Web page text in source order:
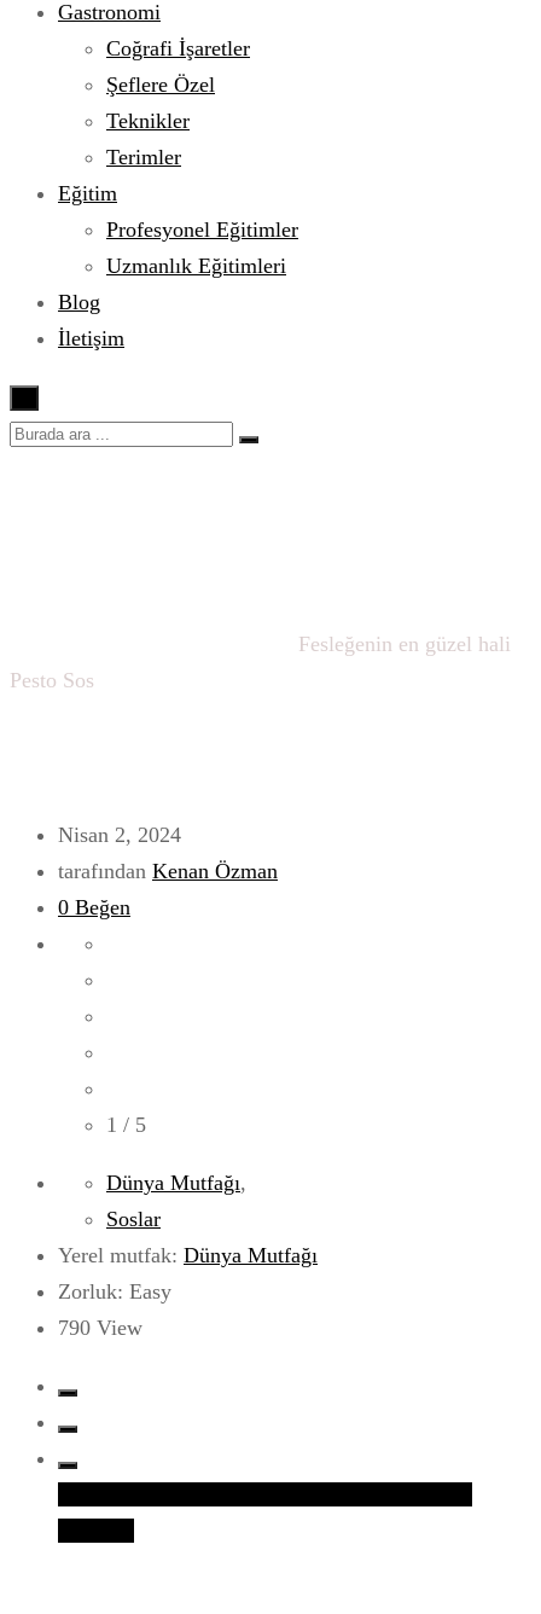
Gastronomi
Coğrafi İşaretler
Şeflere Özel
Teknikler
Terimler
Eğitim
Profesyonel Eğitimler
Uzmanlık Eğitimleri
Blog
İletişim
Fesleğenin en güzel hali
Pesto Sos
Nisan 2, 2024
tarafından Kenan Özman
0 Beğen
1 / 5
Dünya Mutfağı,
Soslar
Yerel mutfak: Dünya Mutfağı
Zorluk: Easy
790 View